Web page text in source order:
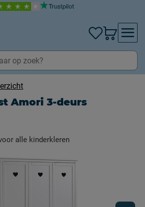
Amori 3-deurs
alle kinderkleren